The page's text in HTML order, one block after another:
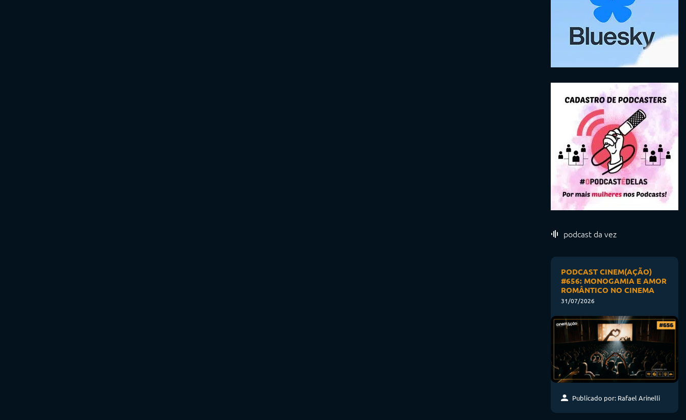
podcast da vez
PODCAST CINEM(AÇÃO)
#656: MONOGAMIA E AMOR
ROMÂNTICO NO CINEMA
31/07/2026
Publicado por: Rafael Arinelli